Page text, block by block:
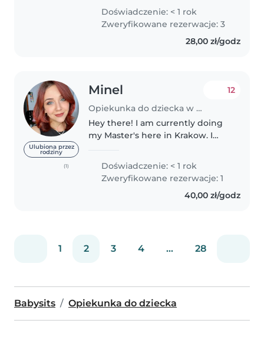
children of young ages. I am
passionate about creating a safe,
nurturing, and fun environment..
Doświadczenie: < 1 rok
Zweryfikowane rezerwacje: 3
28,00 zł/godz
Ulubiona przez
rodziny
(1)
Minel
Opiekunka do dziecka w Kraków
12
Hey there! I am currently doing
my Master's here in Krakow. I
years younger than me and 3
cousins. I am a funny, talkative
and creative person who is..
Doświadczenie: < 1 rok
Zweryfikowane rezerwacje: 1
40,00 zł/godz
1 2 3 4 ... 28
Babysits Opiekunka do dziecka